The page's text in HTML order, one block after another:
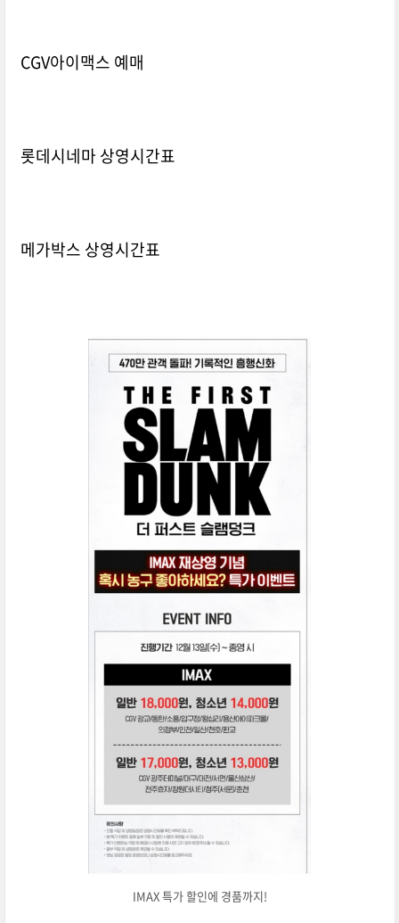
CGV아이맥스 예매
롯데시네마 상영시간표
메가박스 상영시간표
IMAX 특가 할인에 경품까지!